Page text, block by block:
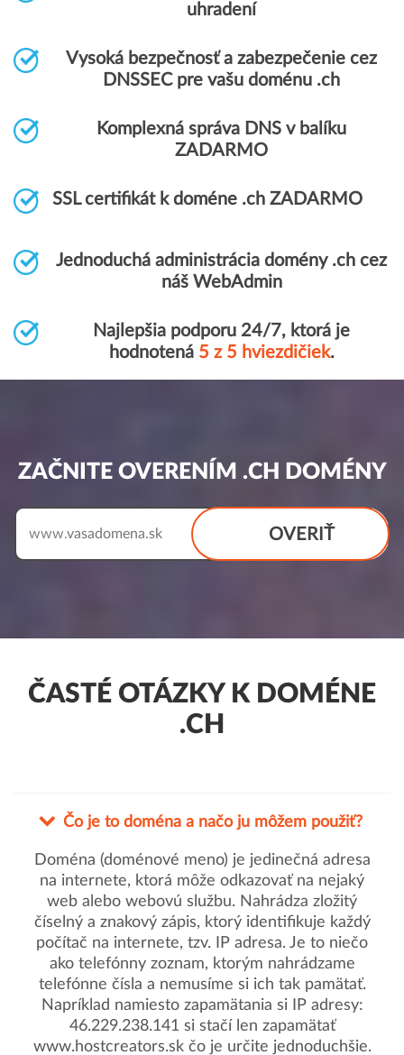
uhradení
Vysoká bezpečnosť a zabezpečenie cez
DNSSEC pre vašu doménu .ch
Komplexná správa DNS v balíku
ZADARMO
SSL certifikát k doméne .ch ZADARMO
Jednoduchá administrácia domény .ch cez
náš WebAdmin
Najlepšia podporu 24/7, ktorá je
hodnotená 5 z 5 hviezdičiek.
ZAČNITE OVERENÍM .CH DOMÉNY
OVERIŤ
www.
ČASTÉ OTÁZKY K DOMÉNE
.CH
Čo je to doména a načo ju môžem použiť?
Doména (doménové meno) je jedinečná adresa
na internete, ktorá môže odkazovať na nejaký
web alebo webovú službu. Nahrádza zložitý
číselný a znakový zápis, ktorý identifikuje každý
počítač na internete, tzv. IP adresa. Je to niečo
ako telefónny zoznam, ktorým nahrádzame
telefónne čísla a nemusíme si ich tak pamätať.
Napríklad namiesto zapamätania si IP adresy:
46.229.238.141 si stačí len zapamätať
www.hostcreators.sk čo je určite jednoduchšie.